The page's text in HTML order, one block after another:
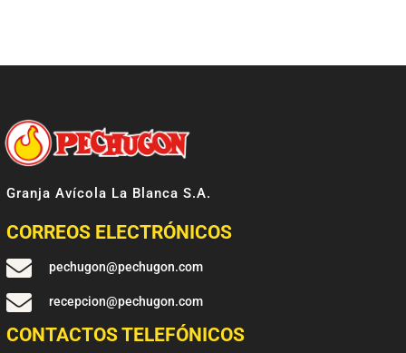
Granja Avícola La Blanca S.A.
CORREOS ELECTRÓNICOS
 pechugon@pechugon.com
 recepcion@pechugon.com
CONTACTOS TELEFÓNICOS